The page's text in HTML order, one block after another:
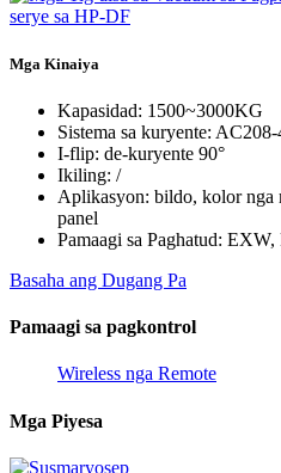
Mga Kinaiya
Kapasidad: 1500~3000KG
Sistema sa kuryente:
I-flip: de-kuryente 90°
Ikiling: /
Aplikasyon: bildo, kolor nga
panel
Pamaagi sa Paghatud:
Basaha ang Dugang Pa
Pamaagi sa pagkontrol
Wireless nga Remote
Mga Piyesa